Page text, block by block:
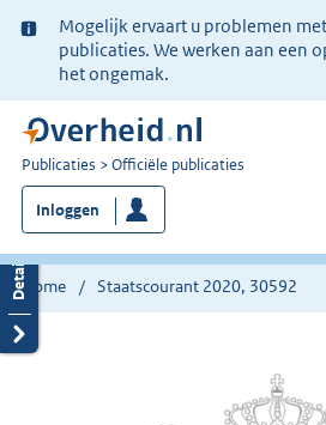
Ter
informatie:
Mogelijk ervaart u problemen
publicaties. We werken aan een
het ongemak.
U
bent
nu
hier:
Publicaties Officiële publicaties
Inloggen
Home Staatscourant 2020, 30592